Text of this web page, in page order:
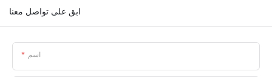
ابق على تواصل معنا
اسم